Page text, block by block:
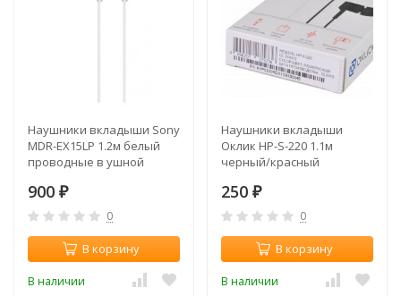
Наушники вкладыши Sony
MDR-EX15LP 1.2м белый
проводные в ушной
(MDREX15LPW.AE)
900 ₽
0
В корзину
В наличии
Наушники вкладыши
Оклик HP-S-220 1.1м
черный/красный
раковине (D2-1)
250 ₽
0
В корзину
В наличии